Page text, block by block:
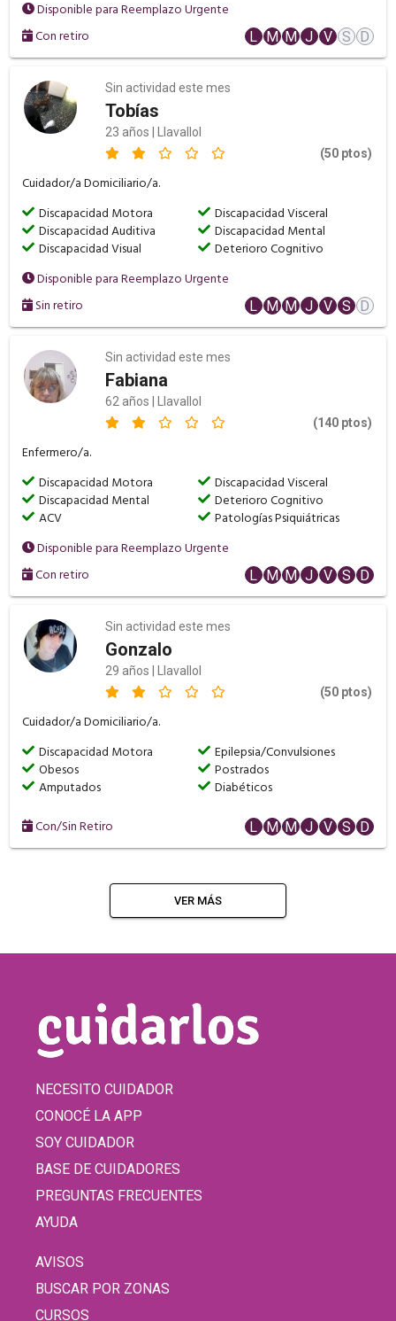
Disponible para Reemplazo Urgente
Con retiro
L M M J V S D
Sin actividad este mes
Tobías
23 años | Llavallol
(50 ptos)
Cuidador/a Domiciliario/a.
Discapacidad Motora
Discapacidad Visceral
Discapacidad Auditiva
Discapacidad Mental
Discapacidad Visual
Deterioro Cognitivo
Disponible para Reemplazo Urgente
Sin retiro
L M M J V S D
Sin actividad este mes
Fabiana
62 años | Llavallol
(140 ptos)
Enfermero/a.
Discapacidad Motora
Discapacidad Visceral
Discapacidad Mental
Deterioro Cognitivo
ACV
Patologías Psiquiátricas
Disponible para Reemplazo Urgente
Con retiro
L M M J V S D
Sin actividad este mes
Gonzalo
29 años | Llavallol
(50 ptos)
Cuidador/a Domiciliario/a.
Discapacidad Motora
Epilepsia/Convulsiones
Obesos
Postrados
Amputados
Diabéticos
Con/Sin Retiro L M M J V S D
VER MÁS
NECESITO CUIDADOR
CONOCÉ LA APP
SOY CUIDADOR
BASE DE CUIDADORES
PREGUNTAS FRECUENTES
AYUDA
AVISOS
BUSCAR POR ZONAS
CURSOS